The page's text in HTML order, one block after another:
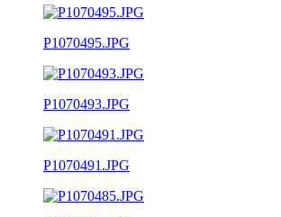
P1070495.JPG
P1070493.JPG
P1070491.JPG